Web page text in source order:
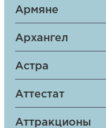
Армяне
Архангел
Астра
Аттестат
Аттракционы